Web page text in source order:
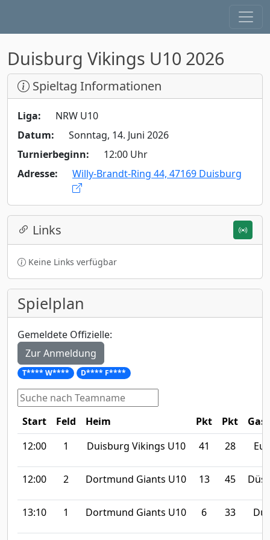
Duisburg Vikings U10 2026
Spieltag Informationen
Liga:
NRW U10
Datum:
Sonntag, 14. Juni 2026
Turnierbeginn:
12:00 Uhr
Adresse:
Willy-Brandt-Ring 44, 47169 Duisburg
Links
Keine Links verfügbar
Spielplan
Gemeldete Offizielle:
Zur Anmeldung
T**** W**** D**** F****
Start Feld Heim Pkt Pkt
Gast
12:00
1 Duisburg Vikings U10 41 28
12:00 2 Dortmund Giants U10 13 45
13:10 1 Dortmund Giants U10 6 33